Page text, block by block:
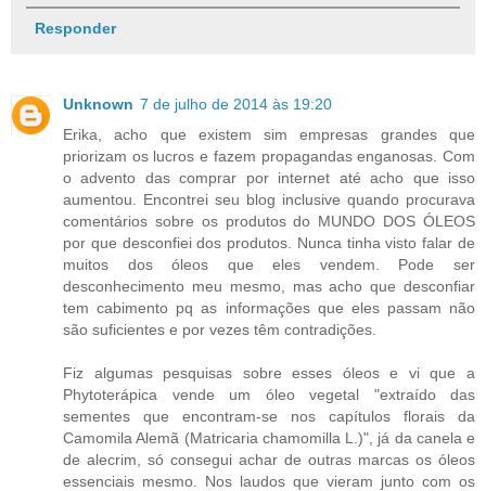
Responder
Unknown 7 de julho de 2014 às 19:20
Erika, acho que existem sim empresas grandes que
priorizam os lucros e fazem propagandas enganosas. Com
o advento das comprar por internet até acho que isso
aumentou. Encontrei seu blog inclusive quando procurava
comentários sobre os produtos do MUNDO DOS ÓLEOS
por que desconfiei dos produtos. Nunca tinha visto falar de
muitos dos óleos que eles vendem. Pode ser
desconhecimento meu mesmo, mas acho que desconfiar
tem cabimento pq as informações que eles passam não
são suficientes e por vezes têm contradições.
Fiz algumas pesquisas sobre esses óleos e vi que a
Phytoterápica vende um óleo vegetal "extraído das
sementes que encontram-se nos capítulos florais da
Camomila Alemã (Matricaria chamomilla L.)", já da canela e
de alecrim, só consegui achar de outras marcas os óleos
essenciais mesmo. Nos laudos que vieram junto com os